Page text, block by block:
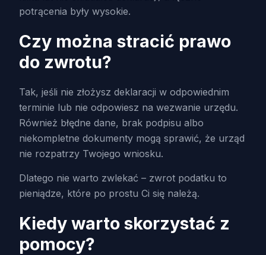
potrącenia były wysokie.
Czy można stracić prawo
do zwrotu?
Tak, jeśli nie złożysz deklaracji w odpowiednim
terminie lub nie odpowiesz na wezwanie urzędu.
Również błędne dane, brak podpisu albo
niekompletne dokumenty mogą sprawić, że urząd
nie rozpatrzy Twojego wniosku.
Dlatego nie warto zwlekać – zwrot podatku to
pieniądze, które po prostu Ci się należą.
Kiedy warto skorzystać z
pomocy?